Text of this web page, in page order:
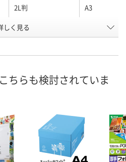
2L判 A3
7660148
8月11日（火）
カゴへ カ
しく見る
ちらも検討されていま